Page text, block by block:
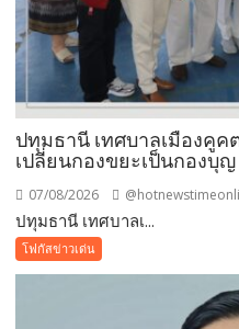
ปทุมธานี เทศบาลเมืองคู
เปลี่ยนกองขยะเป็นกองบุญ
07/08/2026
ปทุมธานี เทศบาลเ...
โฟกัสข่าวเด่น